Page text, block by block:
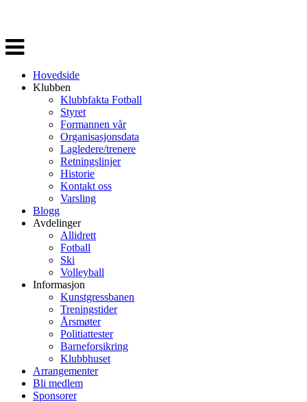
Veksle
navigasjon
Hovedside
Klubben
Klubbfakta Fotball
Styret
Formannen vår
Organisasjonsdata
Lagledere/trenere
Retningslinjer
Historie
Kontakt oss
Varsling
Blogg
Avdelinger
Allidrett
Fotball
Ski
Volleyball
Informasjon
Kunstgressbanen
Treningstider
Årsmøter
Politiattester
Barneforsikring
Klubbhuset
Arrangementer
Bli medlem
Sponsorer